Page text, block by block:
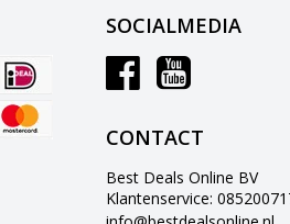
SOCIALMEDIA
CONTACT
Best Deals Online BV
Klantenservice: